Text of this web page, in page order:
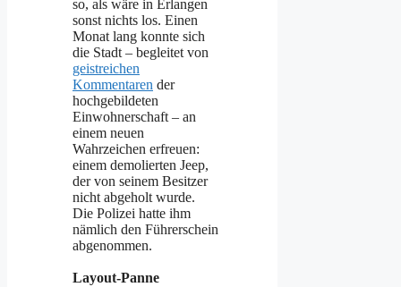
so, als wäre in Erlangen
sonst nichts los. Einen
Monat lang konnte sich
die Stadt – begleitet von
geistreichen
Kommentaren der
hochgebildeten
Einwohnerschaft – an
einem neuen
Wahrzeichen erfreuen:
einem demolierten Jeep,
der von seinem Besitzer
nicht abgeholt wurde.
Die Polizei hatte ihm
nämlich den Führerschein
abgenommen.
Layout-Panne